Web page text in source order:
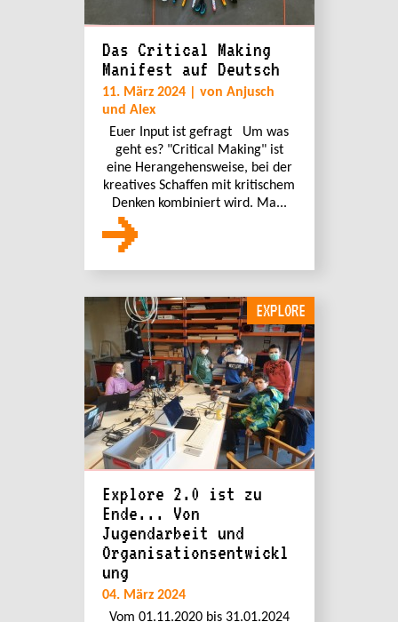
Das Critical Making
Manifest auf Deutsch
11. März 2024 | von Anjusch
und Alex
Euer Input ist gefragt Um was
geht es? "Critical Making" ist
eine Herangehensweise, bei der
kreatives Schaffen mit kritischem
Denken kombiniert wird. Ma...
EXPLORE
Explore 2.0 ist zu
Ende... Von
Jugendarbeit und
Organisationsentwickl
ung
04. März 2024
Vom 01.11.2020 bis 31.01.2024